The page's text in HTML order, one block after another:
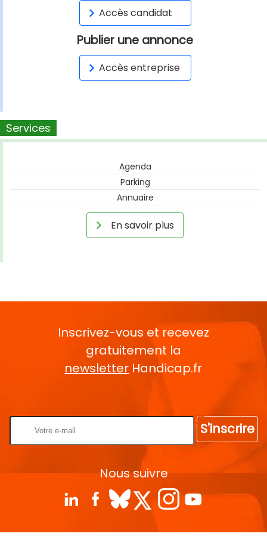
Accès candidat
Publier une annonce
Accès entreprise
Services
Agenda
Parking
Annuaire
En savoir plus
Inscrivez-vous et recevez
gratuitement la
newsletter Handicap.fr
S'inscrire
Nous suivre